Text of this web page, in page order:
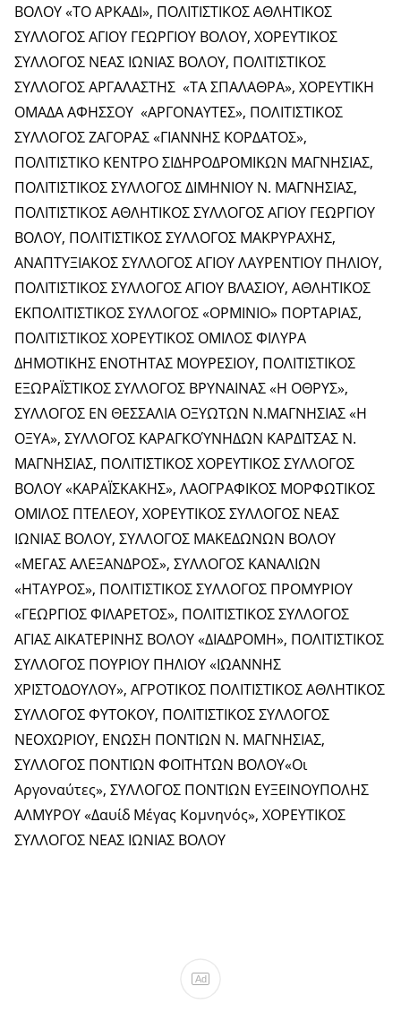
ΒΟΛΟΥ «ΤΟ ΑΡΚΑΔΙ», ΠΟΛΙΤΙΣΤΙΚΟΣ ΑΘΛΗΤΙΚΟΣ
ΣΥΛΛΟΓΟΣ ΑΓΙΟΥ ΓΕΩΡΓΙΟΥ ΒΟΛΟΥ, ΧΟΡΕΥΤΙΚΟΣ
ΣΥΛΛΟΓΟΣ ΝΕΑΣ ΙΩΝΙΑΣ ΒΟΛΟΥ, ΠΟΛΙΤΙΣΤΙΚΟΣ
ΣΥΛΛΟΓΟΣ ΑΡΓΑΛΑΣΤΗΣ «ΤΑ ΣΠΑΛΑΘΡΑ», ΧΟΡΕΥΤΙΚΗ
ΟΜΑΔΑ ΑΦΗΣΣΟΥ «ΑΡΓΟΝΑΥΤΕΣ», ΠΟΛΙΤΙΣΤΙΚΟΣ
ΣΥΛΛΟΓΟΣ ΖΑΓΟΡΑΣ «ΓΙΑΝΝΗΣ ΚΟΡΔΑΤΟΣ»,
ΠΟΛΙΤΙΣΤΙΚΟ ΚΕΝΤΡΟ ΣΙΔΗΡΟΔΡΟΜΙΚΩΝ ΜΑΓΝΗΣΙΑΣ,
ΠΟΛΙΤΙΣΤΙΚΟΣ ΣΥΛΛΟΓΟΣ ΔΙΜΗΝΙΟΥ Ν. ΜΑΓΝΗΣΙΑΣ,
ΠΟΛΙΤΙΣΤΙΚΟΣ ΑΘΛΗΤΙΚΟΣ ΣΥΛΛΟΓΟΣ ΑΓΙΟΥ ΓΕΩΡΓΙΟΥ
ΒΟΛΟΥ, ΠΟΛΙΤΙΣΤΙΚΟΣ ΣΥΛΛΟΓΟΣ ΜΑΚΡΥΡΑΧΗΣ,
ΑΝΑΠΤΥΞΙΑΚΟΣ ΣΥΛΛΟΓΟΣ ΑΓΙΟΥ ΛΑΥΡΕΝΤΙΟΥ ΠΗΛΙΟΥ,
ΠΟΛΙΤΙΣΤΙΚΟΣ ΣΥΛΛΟΓΟΣ ΑΓΙΟΥ ΒΛΑΣΙΟΥ, ΑΘΛΗΤΙΚΟΣ
ΕΚΠΟΛΙΤΙΣΤΙΚΟΣ ΣΥΛΛΟΓΟΣ «ΟΡΜΙΝΙΟ» ΠΟΡΤΑΡΙΑΣ,
ΠΟΛΙΤΙΣΤΙΚΟΣ ΧΟΡΕΥΤΙΚΟΣ ΟΜΙΛΟΣ ΦΙΛΥΡΑ
ΔΗΜΟΤΙΚΗΣ ΕΝΟΤΗΤΑΣ ΜΟΥΡΕΣΙΟΥ, ΠΟΛΙΤΙΣΤΙΚΟΣ
ΕΞΩΡΑΪΣΤΙΚΟΣ ΣΥΛΛΟΓΟΣ ΒΡΥΝΑΙΝΑΣ «Η ΟΘΡΥΣ»,
ΣΥΛΛΟΓΟΣ ΕΝ ΘΕΣΣΑΛΙΑ ΟΞΥΩΤΩΝ Ν.ΜΑΓΝΗΣΙΑΣ «Η
ΟΞΥΑ», ΣΥΛΛΟΓΟΣ ΚΑΡΑΓΚΟΎΝΗΔΩΝ ΚΑΡΔΙΤΣΑΣ Ν.
ΜΑΓΝΗΣΙΑΣ, ΠΟΛΙΤΙΣΤΙΚΟΣ ΧΟΡΕΥΤΙΚΟΣ ΣΥΛΛΟΓΟΣ
ΒΟΛΟΥ «ΚΑΡΑΪΣΚΑΚΗΣ», ΛΑΟΓΡΑΦΙΚΟΣ ΜΟΡΦΩΤΙΚΟΣ
ΟΜΙΛΟΣ ΠΤΕΛΕΟΥ, ΧΟΡΕΥΤΙΚΟΣ ΣΥΛΛΟΓΟΣ ΝΕΑΣ
ΙΩΝΙΑΣ ΒΟΛΟΥ, ΣΥΛΛΟΓΟΣ ΜΑΚΕΔΩΝΩΝ ΒΟΛΟΥ
«ΜΕΓΑΣ ΑΛΕΞΑΝΔΡΟΣ», ΣΥΛΛΟΓΟΣ ΚΑΝΑΛΙΩΝ
«ΗΤΑΥΡΟΣ», ΠΟΛΙΤΙΣΤΙΚΟΣ ΣΥΛΛΟΓΟΣ ΠΡΟΜΥΡΙΟΥ
«ΓΕΩΡΓΙΟΣ ΦΙΛΑΡΕΤΟΣ», ΠΟΛΙΤΙΣΤΙΚΟΣ ΣΥΛΛΟΓΟΣ
ΑΓΙΑΣ ΑΙΚΑΤΕΡΙΝΗΣ ΒΟΛΟΥ «ΔΙΑΔΡΟΜΗ», ΠΟΛΙΤΙΣΤΙΚΟΣ
ΣΥΛΛΟΓΟΣ ΠΟΥΡΙΟΥ ΠΗΛΙΟΥ «ΙΩΑΝΝΗΣ
ΧΡΙΣΤΟΔΟΥΛΟΥ», ΑΓΡΟΤΙΚΟΣ ΠΟΛΙΤΙΣΤΙΚΟΣ ΑΘΛΗΤΙΚΟΣ
ΣΥΛΛΟΓΟΣ ΦΥΤΟΚΟΥ, ΠΟΛΙΤΙΣΤΙΚΟΣ ΣΥΛΛΟΓΟΣ
ΝΕΟΧΩΡΙΟΥ, ΕΝΩΣΗ ΠΟΝΤΙΩΝ Ν. ΜΑΓΝΗΣΙΑΣ,
ΣΥΛΛΟΓΟΣ ΠΟΝΤΙΩΝ ΦΟΙΤΗΤΩΝ ΒΟΛΟΥ«Οι
Αργοναύτες», ΣΥΛΛΟΓΟΣ ΠΟΝΤΙΩΝ ΕΥΞΕΙΝΟΥΠΟΛΗΣ
ΑΛΜΥΡΟΥ «Δαυίδ Μέγας Κομνηνός», ΧΟΡΕΥΤΙΚΟΣ
ΣΥΛΛΟΓΟΣ ΝΕΑΣ ΙΩΝΙΑΣ ΒΟΛΟΥ
Ad